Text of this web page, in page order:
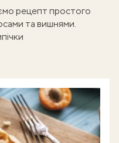
рецепт простого
та вишнями.